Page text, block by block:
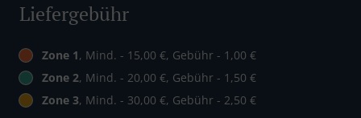
Liefergebühr
Zone 1, Mind. - 15,00 €, Gebühr - 1,00 €
Zone 2, Mind. - 20,00 €, Gebühr - 1,50 €
Zone 3, Mind. - 30,00 €, Gebühr - 2,50 €